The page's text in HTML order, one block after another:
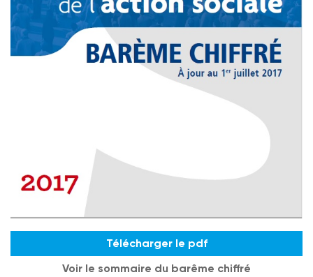
Télécharger le pdf
Voir le sommaire du barême chiffré